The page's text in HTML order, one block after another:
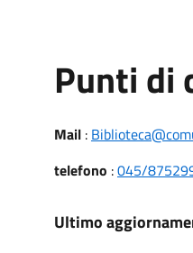
Punti di
Mail:
telefono :045/
Ultimo